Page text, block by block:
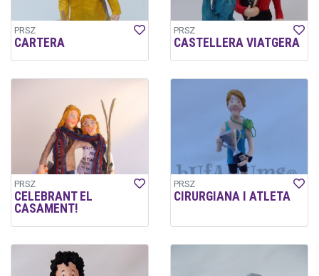
PRSZ
CARTERA
PRSZ
CASTELLERA VIATGERA
PRSZ
CELEBRANT EL
CASAMENT!
PRSZ
CIRURGIANA I ATLETA